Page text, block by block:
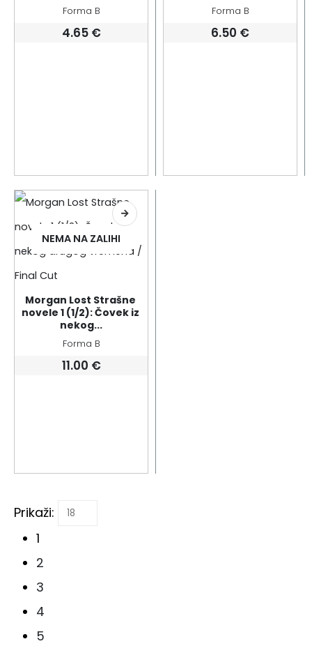
Forma B
4.65 €
Forma B
6.50 €
NEMA NA ZALIHI
Morgan Lost Strašne
novele 1 (1/2): Čovek iz
nekog...
Forma B
11.00 €
Prikaži:
1
2
3
4
5